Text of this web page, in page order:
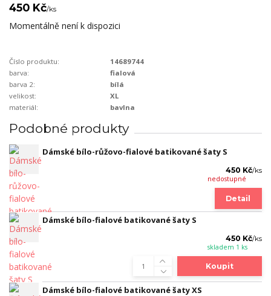
450 Kč/ks
Momentálně není k dispozici
Číslo produktu:
14689744
barva:
fialová
barva 2:
bílá
velikost:
XL
materiál:
bavlna
Podobné produkty
Dámské bílo-růžovo-fialové batikované šaty S
450 Kč/ks
nedostupné
Detail
Dámské bílo-fialové batikované šaty S
450 Kč/ks
skladem 1 ks
Koupit
Dámské bílo-fialové batikované šaty XS